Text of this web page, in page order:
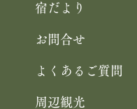
宿だより
お問合せ
よくあるご質問
周辺観光